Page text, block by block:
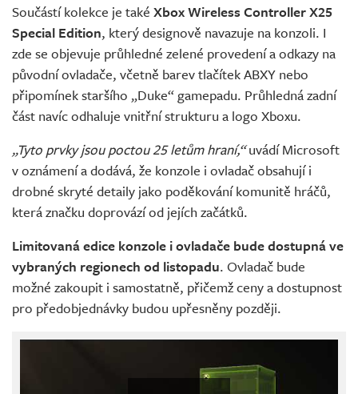
Součástí kolekce je také Xbox Wireless Controller X25
Special Edition, který designově navazuje na konzoli. I
zde se objevuje průhledné zelené provedení a odkazy na
původní ovladače, včetně barev tlačítek ABXY nebo
připomínek staršího „Duke“ gamepadu. Průhledná zadní
část navíc odhaluje vnitřní strukturu a logo Xboxu.
„Tyto prvky jsou poctou 25 letům hraní,“uvádí Microsoft
v oznámení a dodává, že konzole i ovladač obsahují i
drobné skryté detaily jako poděkování komunitě hráčů,
která značku doprovází od jejích začátků.
Limitovaná edice konzole i ovladače bude dostupná ve
vybraných regionech od listopadu. Ovladač bude
možné zakoupit i samostatně, přičemž ceny a dostupnost
pro předobjednávky budou upřesněny později.